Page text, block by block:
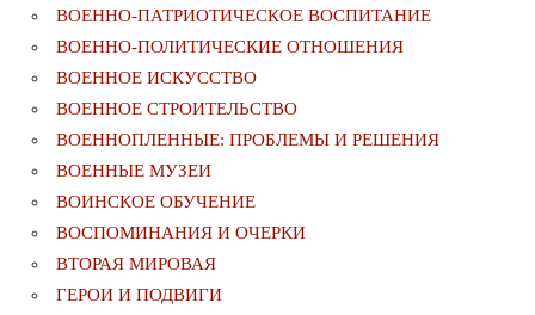
ВОЕННО-ПАТРИОТИЧЕСКОЕ ВОСПИТАНИЕ
ВОЕННО-ПОЛИТИЧЕСКИE ОТНОШЕНИЯ
ВОЕННОЕ ИСКУССТВО
ВОЕННОЕ СТРОИТЕЛЬСТВО
ВОЕННОПЛЕННЫЕ: ПРОБЛЕМЫ И РЕШЕНИЯ
ВОЕННЫЕ МУЗЕИ
ВОИНСКОЕ ОБУЧЕНИЕ
ВОСПОМИНАНИЯ И ОЧЕРКИ
ВТОРАЯ МИРОВАЯ
ГЕРОИ И ПОДВИГИ